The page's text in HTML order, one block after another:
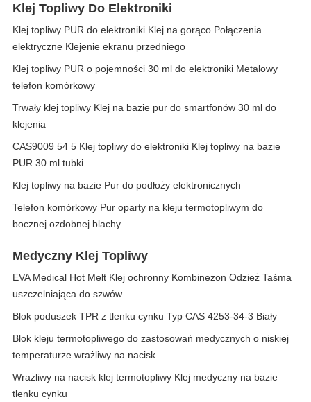
Klej Topliwy Do Elektroniki
Klej topliwy PUR do elektroniki Klej na gorąco Połączenia
elektryczne Klejenie ekranu przedniego
Klej topliwy PUR o pojemności 30 ml do elektroniki Metalowy
telefon komórkowy
Trwały klej topliwy Klej na bazie pur do smartfonów 30 ml do
klejenia
CAS9009 54 5 Klej topliwy do elektroniki Klej topliwy na bazie
PUR 30 ml tubki
Klej topliwy na bazie Pur do podłoży elektronicznych
Telefon komórkowy Pur oparty na kleju termotopliwym do
bocznej ozdobnej blachy
Medyczny Klej Topliwy
EVA Medical Hot Melt Klej ochronny Kombinezon Odzież Taśma
uszczelniająca do szwów
Blok poduszek TPR z tlenku cynku Typ CAS 4253-34-3 Biały
Blok kleju termotopliwego do zastosowań medycznych o niskiej
temperaturze wrażliwy na nacisk
Wrażliwy na nacisk klej termotopliwy Klej medyczny na bazie
tlenku cynku